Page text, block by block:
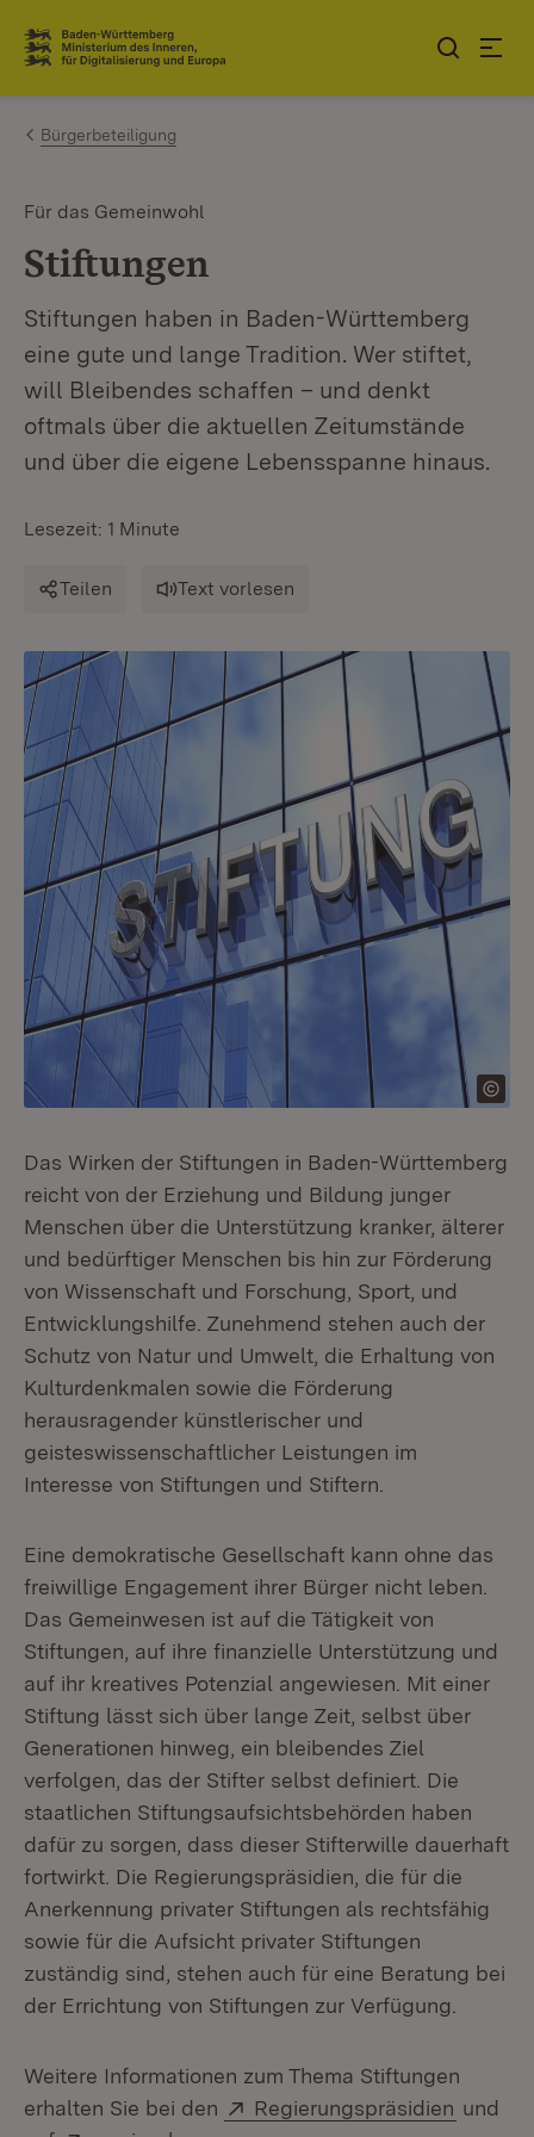
Zum Inhalt springen
Link zur Startseite
Bürgerbeteiligung
Für das Gemeinwohl
Stiftungen
Stiftungen haben in Baden-Württemberg
eine gute und lange Tradition. Wer stiftet,
will Bleibendes schaffen – und denkt
oftmals über die aktuellen Zeitumstände
und über die eigene Lebensspanne hinaus.
Lesezeit: 1 Minute
Teilen Text vorlesen
Das Wirken der Stiftungen in Baden-Württemberg
reicht von der Erziehung und Bildung junger
Menschen über die Unterstützung kranker, älterer
und bedürftiger Menschen bis hin zur Förderung
von Wissenschaft und Forschung, Sport, und
Entwicklungshilfe. Zunehmend stehen auch der
Schutz von Natur und Umwelt, die Erhaltung von
Kulturdenkmalen sowie die Förderung
herausragender künstlerischer und
geisteswissenschaftlicher Leistungen im
Interesse von Stiftungen und Stiftern.
Eine demokratische Gesellschaft kann ohne das
freiwillige Engagement ihrer Bürger nicht leben.
Das Gemeinwesen ist auf die Tätigkeit von
Stiftungen, auf ihre finanzielle Unterstützung und
auf ihr kreatives Potenzial angewiesen. Mit einer
Stiftung lässt sich über lange Zeit, selbst über
Generationen hinweg, ein bleibendes Ziel
verfolgen, das der Stifter selbst definiert. Die
staatlichen Stiftungsaufsichtsbehörden haben
dafür zu sorgen, dass dieser Stifterwille dauerhaft
fortwirkt. Die Regierungspräsidien, die für die
Anerkennung privater Stiftungen als rechtsfähig
sowie für die Aufsicht privater Stiftungen
zuständig sind, stehen auch für eine Beratung bei
der Errichtung von Stiftungen zur Verfügung.
Weitere Informationen zum Thema Stiftungen
erhalten Sie bei den
Extern:
Regierungspräsidien (Öffnet
und